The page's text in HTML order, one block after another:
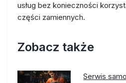
usług bez konieczności
części zamiennych.
Zobacz także
Serwis